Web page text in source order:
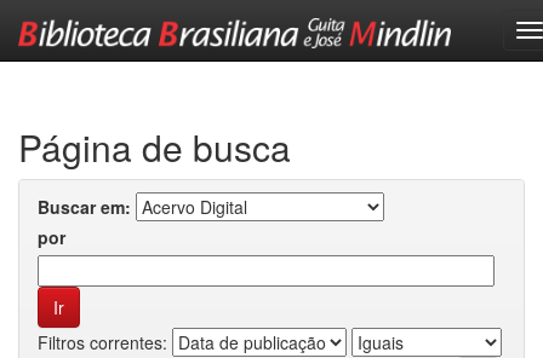
Página de busca
Buscar em:
por
Filtros correntes: